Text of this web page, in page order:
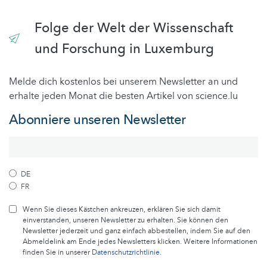
Folge der Welt der Wissenschaft
und Forschung in Luxemburg
Melde dich kostenlos bei unserem Newsletter an und
erhalte jeden Monat die besten Artikel von science.lu
Abonniere unseren Newsletter
DE
FR
Wenn Sie dieses Kästchen ankreuzen, erklären Sie sich damit
einverstanden, unseren Newsletter zu erhalten. Sie können den
Newsletter jederzeit und ganz einfach abbestellen, indem Sie auf den
Abmeldelink am Ende jedes Newsletters klicken. Weitere Informationen
finden Sie in unsererDatenschutzrichtlinie.